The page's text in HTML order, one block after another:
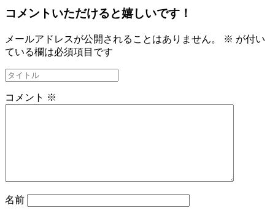
コメントいただけると嬉しいです！
メールアドレスが公開されることはありません。 ※ が付い
ている欄は必須項目です
コメント ※
名前